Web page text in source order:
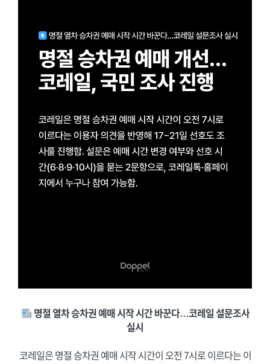
명절 열차 승차권 예매 시작 시간 바꾼다…코레일 설문조사
실시
코레일은 명절 승차권 예매 시작 시간이 오전 7시로 이르다는 이